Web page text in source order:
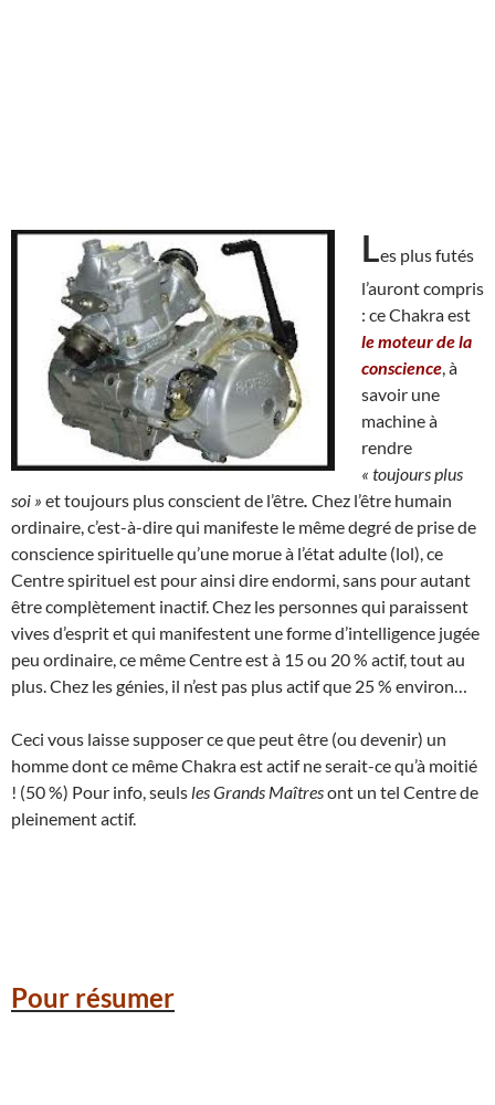
Les plus futés
l’auront compris
: ce Chakra est
le moteur de la
conscience , à
savoir une
machine à
rendre
« toujours plus
soi » et toujours plus conscient de l’être Chez l’être humain
ordinaire, c’est-à-dire qui manifeste le même degré de prise de
conscience spirituelle qu’une morue à l’état adulte (lol), ce
Centre spirituel est pour ainsi dire endormi, sans pour autant
être complètement inactif. Chez les personnes qui paraissent
vives d’esprit et qui manifestent une forme d’intelligence jugée
peu ordinaire, ce même Centre est à 15 ou 20 % actif, tout au
plus. Chez les génies, il n’est pas plus actif que 25 % environ…
Ceci vous laisse supposer ce que peut être (ou devenir) un
homme dont ce même Chakra est actif ne serait-ce qu’à moitié
! (50 %) Pour info, seuls les Grands Maîtresont un tel Centre de
pleinement actif.
Pour résumer